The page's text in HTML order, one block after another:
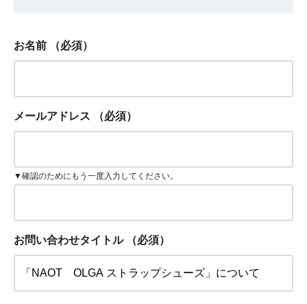
お名前 （必須）
メールアドレス （必須）
▼確認のためにもう一度入力してください。
お問い合わせタイトル （必須）